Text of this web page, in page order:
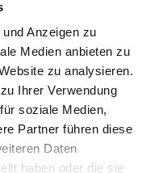
Anzeigen zu
Medien anbieten zu
zu analysieren.
Ihrer Verwendung
soziale Medien,
Partner führen diese
Daten
haben oder die sie